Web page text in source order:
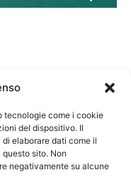
tecnologie come i cookie
del dispositivo. Il
elaborare dati come il
sito. Non
negativamente su alcune
dei Biologi:
Vincenzo